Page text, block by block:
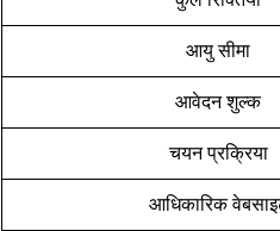
आयु सीमा
आवेदन शुल्क
चयन प्रक्रिया
आधिकारिक